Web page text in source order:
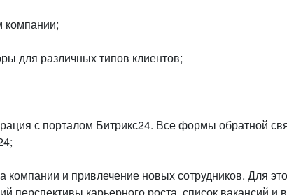
компании;
для различных типов клиентов;
с порталом Битрикс24. Все формы обратной
и привлечение новых сотрудников. Для